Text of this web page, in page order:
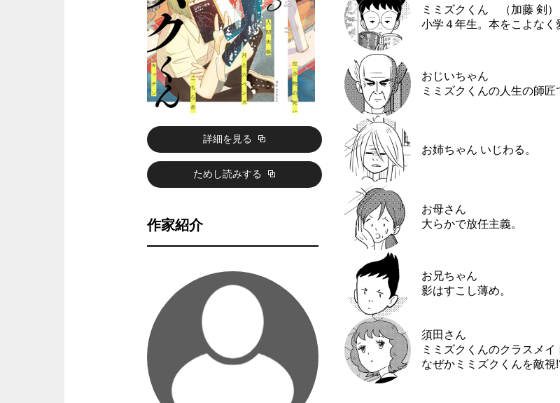
詳細を見る
ためし読みする
作家紹介
ミミズクくん （加藤 剣）
小学４年生。本をこよなく
おじいちゃん
ミミズクくんの人生の師匠
お姉ちゃん いじわる。
お母さん
大らかで放任主義。
お兄ちゃん
影はすこし薄め。
須田さん
ミミズクくんのクラスメイ
なぜかミミズクくんを敵視